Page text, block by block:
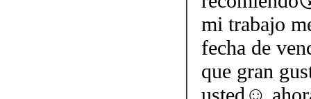
mi trabajo
fecha de
que gran
usted☺